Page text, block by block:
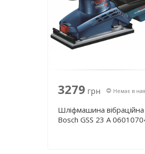
3279 грн Немає в
Шліфмашина вібраційна
Bosch GSS 23 A